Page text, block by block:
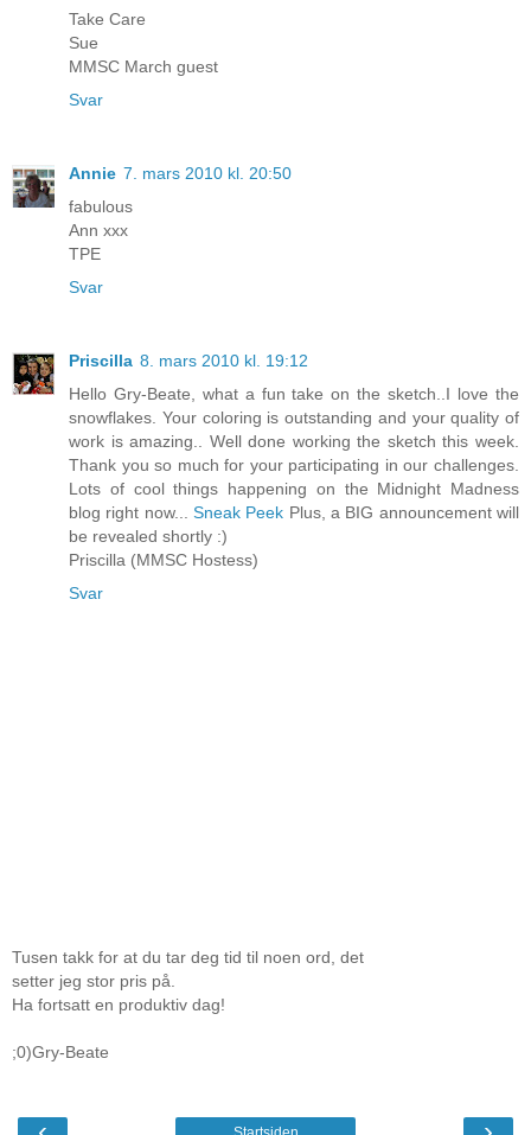
Take Care
Sue
MMSC March guest
Svar
Annie 7. mars 2010 kl. 20:50
fabulous
Ann xxx
TPE
Svar
Priscilla 8. mars 2010 kl. 19:12
Hello Gry-Beate, what a fun take on the sketch..I love the
snowflakes. Your coloring is outstanding and your quality of
work is amazing.. Well done working the sketch this week.
Thank you so much for your participating in our challenges.
Lots of cool things happening on the Midnight Madness
blog right now... Sneak Peek Plus, a BIG announcement will
be revealed shortly :)
Priscilla (MMSC Hostess)
Svar
Tusen takk for at du tar deg tid til noen ord, det
setter jeg stor pris på.
Ha fortsatt en produktiv dag!
;0)Gry-Beate